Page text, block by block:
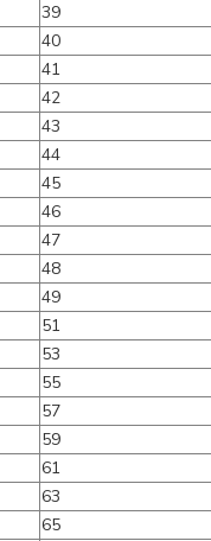
39
40
41
42
43
44
45
46
47
48
49
51
53
55
57
59
61
63
65